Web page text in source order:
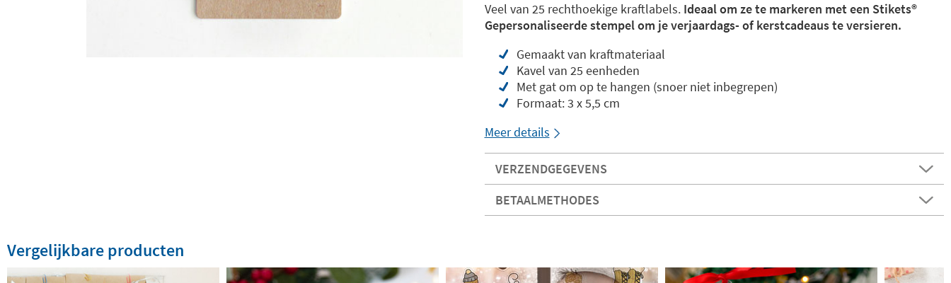
Veel van 25 rechthoekige kraftlabels. Ideaal om ze te markeren met een Stikets®️
Gepersonaliseerde stempel om je verjaardags- of kerstcadeaus te versieren.
Gemaakt van kraftmateriaal
Kavel van 25 eenheden
Met gat om op te hangen (snoer niet inbegrepen)
Formaat: 3 x 5,5 cm
Meer details
VERZENDGEGEVENS
BETAALMETHODES
Vergelijkbare producten